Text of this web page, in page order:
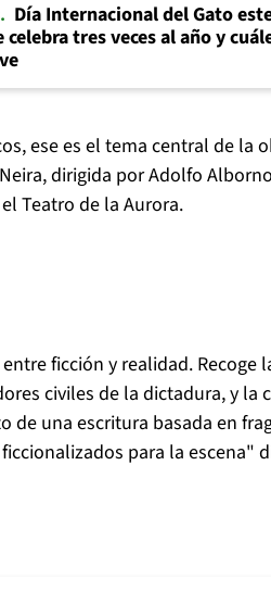
Día Internacional del Gato
celebra tres veces al año y
ese es el tema central de la
dirigida por Adolfo
Teatro de la Aurora.
ficción y realidad. Recoge
civiles de la dictadura, y la
de una escritura basada en
para la escena"